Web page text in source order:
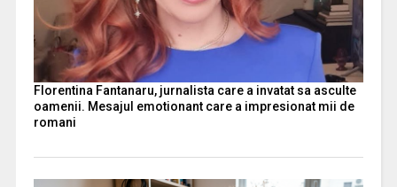
Florentina Fantanaru, jurnalista care a invatat sa asculte
oamenii. Mesajul emotionant care a impresionat mii de
romani